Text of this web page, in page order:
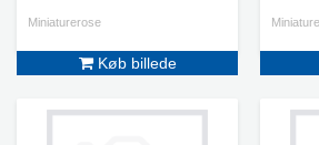
Miniaturerose
Køb billede